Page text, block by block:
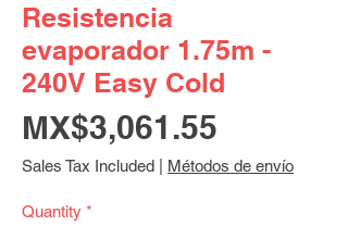
Resistencia
evaporador 1.75m -
240V Easy Cold
MX$3,061.55
Sales Tax Included Métodos de envío
Quantity *